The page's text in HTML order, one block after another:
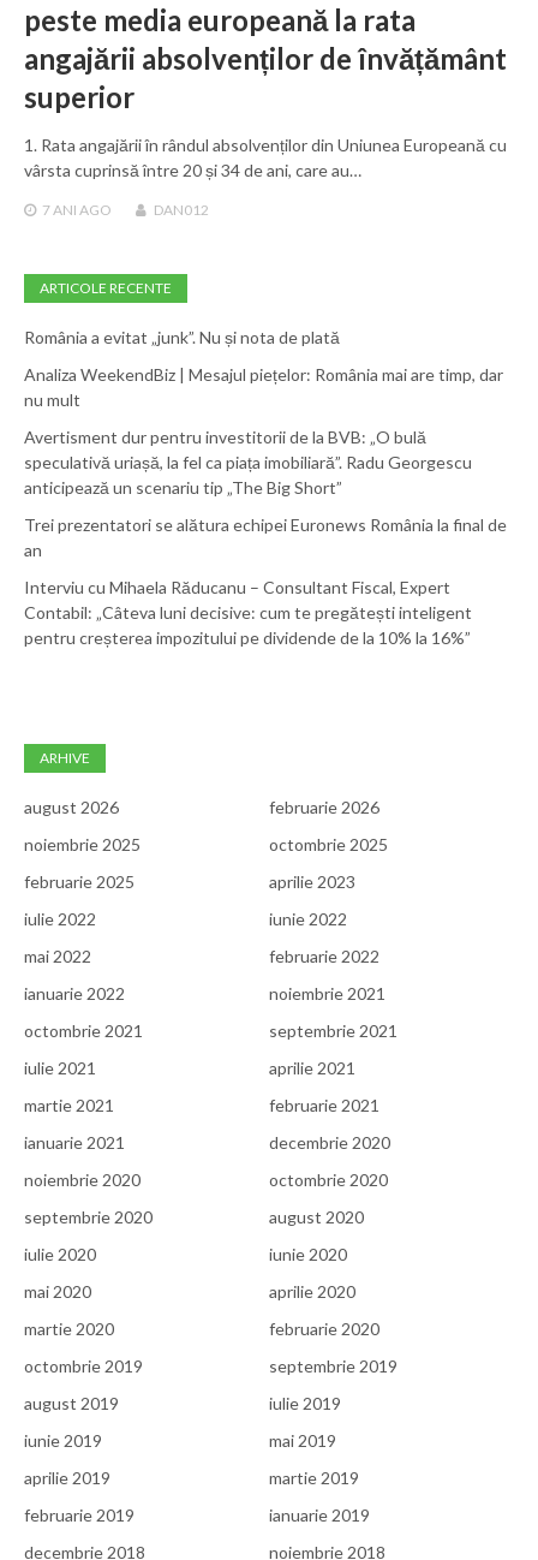
peste media europeană la rata
angajării absolvenților de învățământ
superior
1. Rata angajării în rândul absolvenților din Uniunea Europeană cu
vârsta cuprinsă între 20 și 34 de ani, care au…
7 ANI AGO DAN012
ARTICOLE RECENTE
România a evitat „junk”. Nu și nota de plată
Analiza WeekendBiz | Mesajul piețelor: România mai are timp, dar
nu mult
Avertisment dur pentru investitorii de la BVB: „O bulă
speculativă uriașă, la fel ca piața imobiliară”. Radu Georgescu
anticipează un scenariu tip „The Big Short”
Trei prezentatori se alătura echipei Euronews România la final de
an
Interviu cu Mihaela Răducanu – Consultant Fiscal, Expert
Contabil: „Câteva luni decisive: cum te pregătești inteligent
pentru creșterea impozitului pe dividende de la 10% la 16%”
ARHIVE
august 2026
februarie 2026
noiembrie 2025
octombrie 2025
februarie 2025
aprilie 2023
iulie 2022
iunie 2022
mai 2022
februarie 2022
ianuarie 2022
noiembrie 2021
octombrie 2021
septembrie 2021
iulie 2021
aprilie 2021
martie 2021
februarie 2021
ianuarie 2021
decembrie 2020
noiembrie 2020
octombrie 2020
septembrie 2020
august 2020
iulie 2020
iunie 2020
mai 2020
aprilie 2020
martie 2020
februarie 2020
octombrie 2019
septembrie 2019
august 2019
iulie 2019
iunie 2019
mai 2019
aprilie 2019
martie 2019
februarie 2019
ianuarie 2019
decembrie 2018
noiembrie 2018